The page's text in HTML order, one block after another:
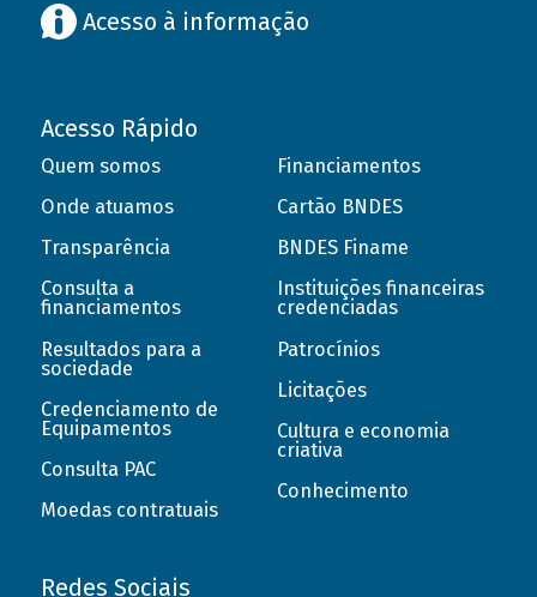
Acesso à informação
Acesso Rápido
Quem somos
Onde atuamos
Transparência
Consulta a
financiamentos
Resultados para a
sociedade
Credenciamento de
Equipamentos
Consulta PAC
Moedas contratuais
Financiamentos
Cartão BNDES
BNDES Finame
Instituições financeiras
credenciadas
Patrocínios
Licitações
Cultura e economia
criativa
Conhecimento
Redes Sociais